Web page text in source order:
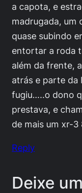
a capota, e
madrugada, um
quase subindo
entortar a roda
além da frente,
atrás e parte da
fugiu…..o dono
prestava, e
de mais um xr-
Reply
Deixe